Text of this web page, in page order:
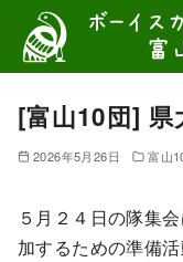
テ
[富山10団] 県
2026年5月26日 富山
５月２４日の隊集
加するための準備